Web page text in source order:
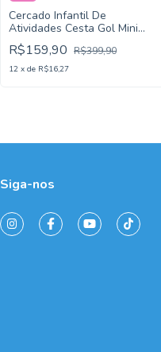
Cercado Infantil De
Atividades Cesta Gol Mini
Sport Kababy
R$159,90 R$399,90
12 x de R$16,27
Siga-nos